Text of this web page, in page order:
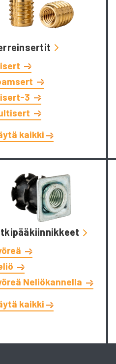
3
kaikki
Neliökannella
kaikki